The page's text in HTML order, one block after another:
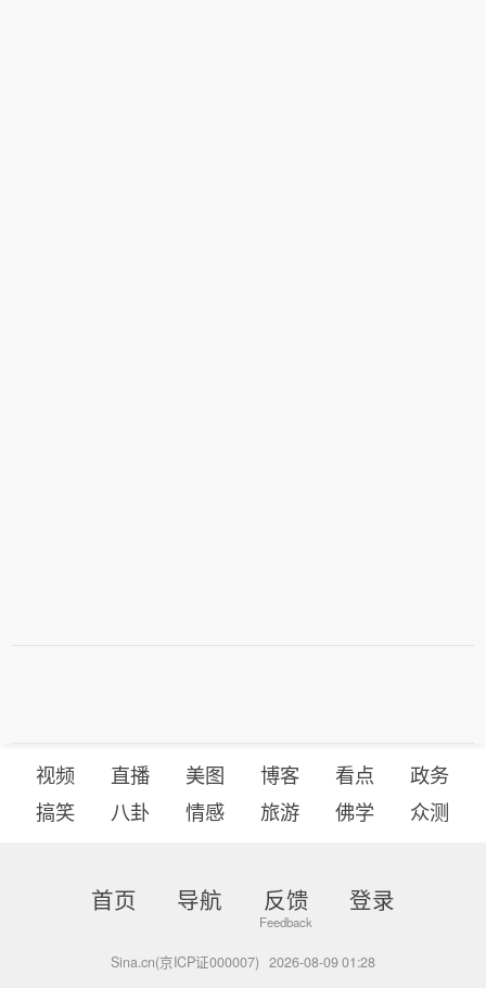
视频 直播 美图 博客 看点
政务
搞笑
八卦 情感 旅游 佛学 众测
首页 导航 反馈 登录
Sina.cn(京ICP证000007) 2026-08-09 01:28